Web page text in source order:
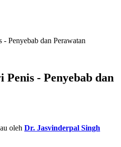
Penyebab dan Perawatan
- Penyebab dan
oleh Dr. Jasvinderpal Singh